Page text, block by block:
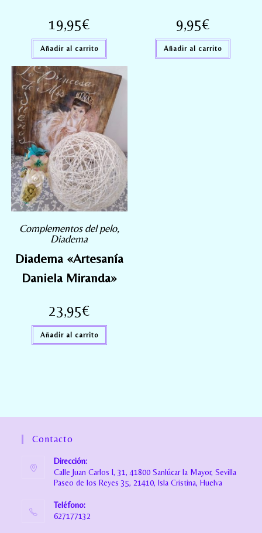
19,95€
Añadir al carrito
9,95€
Añadir al carrito
Complementos del pelo,
Diadema
Diadema «Artesanía
Daniela Miranda»
23,95€
Añadir al carrito
Contacto
Dirección:
Calle Juan Carlos I, 31, 41800 Sanlúcar la Mayor, Sevilla
Paseo de los Reyes 35, 21410, Isla Cristina, Huelva
Teléfono:
627177132